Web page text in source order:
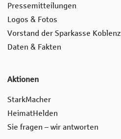
Pressemitteilungen
Logos & Fotos
Vorstand der Sparkasse Koblenz
Daten & Fakten
Aktionen
StarkMacher
HeimatHelden
Sie fragen – wir antworten